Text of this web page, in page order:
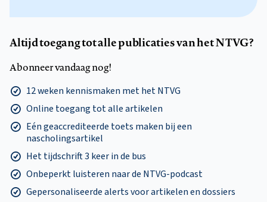
Altijd toegang tot alle publicaties van het NTVG?
Abonneer vandaag nog!
12 weken kennismaken met het NTVG
Online toegang tot alle artikelen
Eén geaccrediteerde toets maken bij een
nascholingsartikel
Het tijdschrift 3 keer in de bus
Onbeperkt luisteren naar de NTVG-podcast
Gepersonaliseerde alerts voor artikelen en dossiers